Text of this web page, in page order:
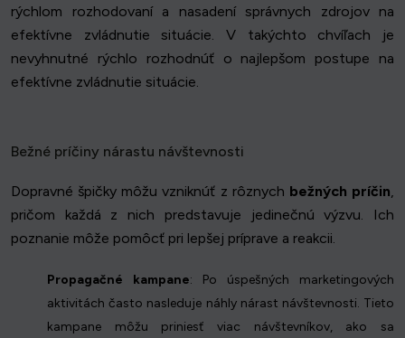
rýchlom rozhodovaní a nasadení správnych zdrojov na
efektívne zvládnutie situácie. V takýchto chvíľach je
nevyhnutné rýchlo rozhodnúť o najlepšom postupe na
efektívne zvládnutie situácie.
Bežné príčiny nárastu návštevnosti
Dopravné špičky môžu vzniknúť z rôznych bežných príčin,
pričom každá z nich predstavuje jedinečnú výzvu. Ich
poznanie môže pomôcť pri lepšej príprave a reakcii.
Propagačné kampane: Po úspešných marketingových
aktivitách často nasleduje náhly nárast návštevnosti. Tieto
kampane môžu priniesť viac návštevníkov, ako sa